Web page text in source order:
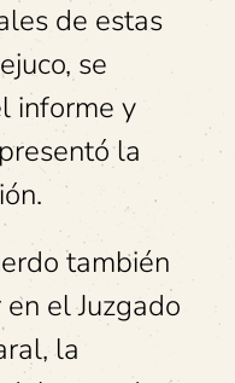
de estas
se
informe y
la
también
el Juzgado
la